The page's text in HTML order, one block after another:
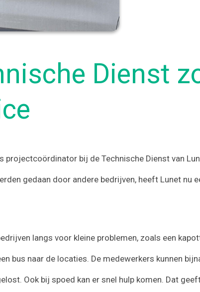
Dienst
projectcoördinator bij de Technische Dienst van
gedaan door andere bedrijven, heeft Lunet nu
langs voor kleine problemen, zoals een
bus naar de locaties. De medewerkers kunnen
Ook bij spoed kan er snel hulp komen. Dat